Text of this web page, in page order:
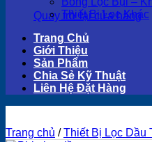
Quay trở lại cửa hàng
Thiết Bị Lọc Khác
Trang Chủ
Giới Thiệu
Sản Phẩm
Chia Sẻ Kỹ Thuật
Liên Hệ Đặt Hàng
Trang chủ / Thiết Bị Lọc Dầu